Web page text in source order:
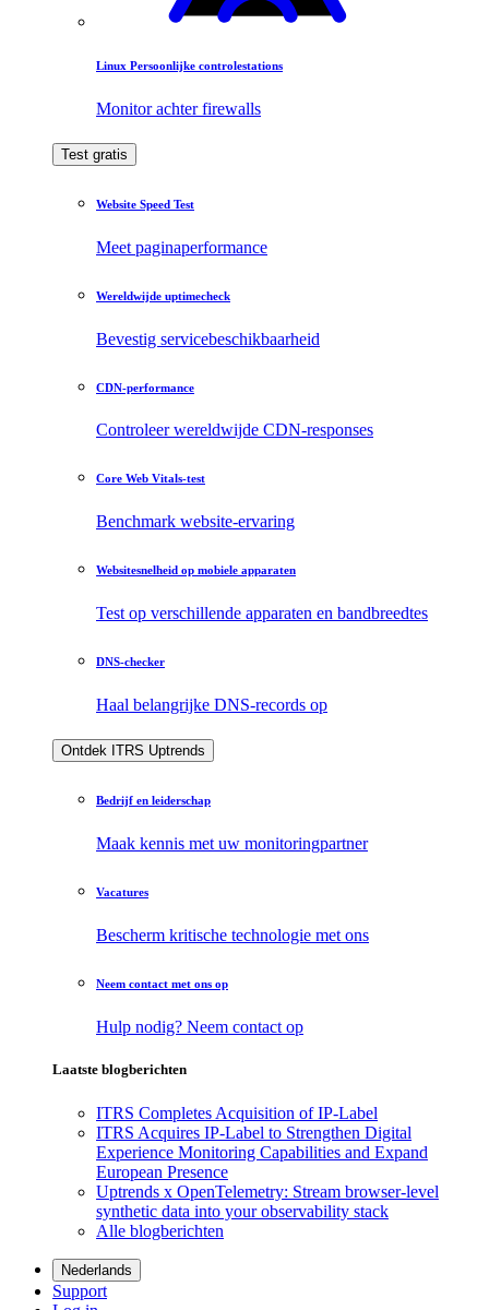
Linux Persoonlijke controlestations
Monitor achter firewalls
Test gratis
Website Speed Test
Meet paginaperformance
Wereldwijde uptimecheck
Bevestig servicebeschikbaarheid
CDN-performance
Controleer wereldwijde CDN-responses
Core Web Vitals-test
Benchmark website-ervaring
Websitesnelheid op mobiele apparaten
Test op verschillende apparaten en bandbreedtes
DNS-checker
Haal belangrijke DNS-records op
Ontdek ITRS Uptrends
Bedrijf en leiderschap
Maak kennis met uw monitoringpartner
Vacatures
Bescherm kritische technologie met ons
Neem contact met ons op
Hulp nodig? Neem contact op
Laatste blogberichten
ITRS Completes Acquisition of IP-Label
ITRS Acquires IP-Label to Strengthen Digital
Experience Monitoring Capabilities and Expand
European Presence
Uptrends x OpenTelemetry: Stream browser-level
synthetic data into your observability stack
Alle blogberichten
Nederlands
Support